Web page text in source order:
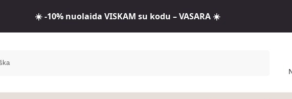
☀️ -10% nuolaida VISKAM su kodu – VASARA ☀️